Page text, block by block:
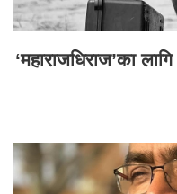
‘महाराजधिराज’का